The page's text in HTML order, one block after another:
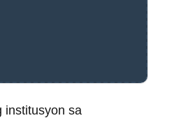
institusyon sa